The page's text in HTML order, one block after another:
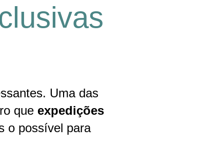
Uma das
que expedições
o possível para